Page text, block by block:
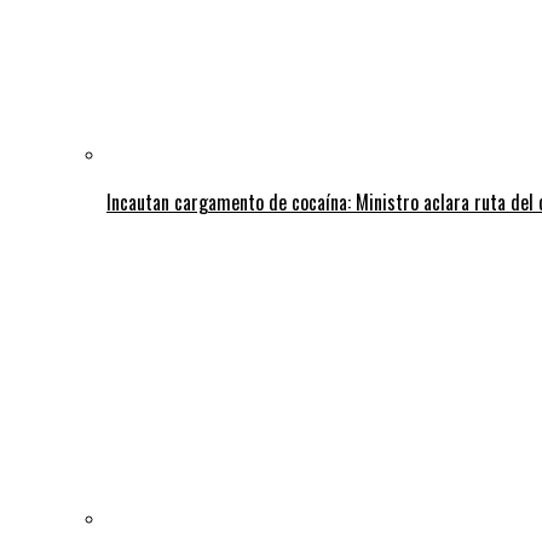
Incautan cargamento de cocaína: Ministro aclara ruta del